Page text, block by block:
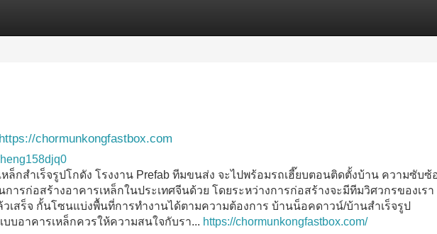
chormunkongfastbox.com
ล็กสำเร็จรูปโกดัง โรงงาน Prefab ทีมขนส่ง จะไปพร้อมรถเฮี๊ยบตอนติดตั้งบ้าน ความซับซ้
ารก่อสร้างอาคารเหล็กในประเทศจีนด้วย โดยระหว่างการก่อสร้างจะมีทีมวิศวกรของเรา
เสร็จ กั้นโซนแบ่งพื้นที่การทำงานได้ตามความต้องการ บ้านน็อคดาวน์/บ้านสำเร็จรูป
บอาคารเหล็กควรให้ความสนใจกับรา... https://chormunkongfastbox.com/